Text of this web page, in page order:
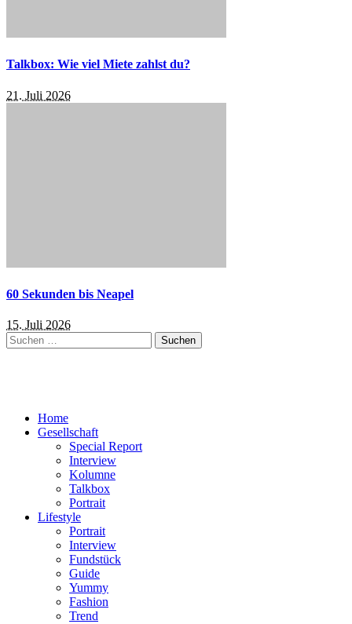
Talkbox: Wie viel Miete zahlst du?
21. Juli 2026
60 Sekunden bis Neapel
15. Juli 2026
Suchen
nach:
Home
Gesellschaft
Special Report
Interview
Kolumne
Talkbox
Portrait
Lifestyle
Portrait
Interview
Fundstück
Guide
Yummy
Fashion
Trend